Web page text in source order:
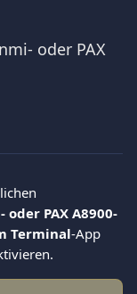
oder PAX
oder PAX A8900-
Terminal-App